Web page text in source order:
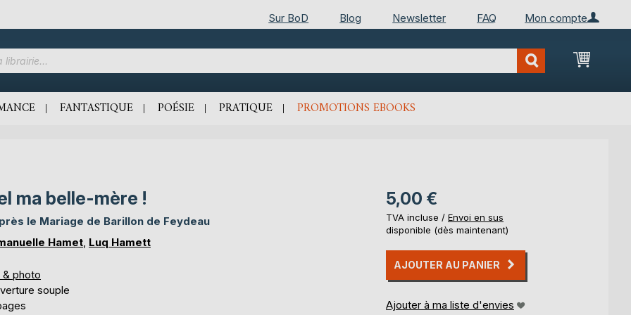
Mon compte
Sur BoD Blog Newsletter FAQ
Mon
FANTASTIQUE POÉSIE PRATIQUE PROMOTIONS EBOOKS
ma belle-mère !
le Mariage de Barillon de Feydeau
Hamet, Luq Hamett
& photo
souple
5,00 €
TVA incluse / Envoi en sus
disponible (dès maintenant)
AJOUTER AU PANIER
Ajouter à ma liste d'envies